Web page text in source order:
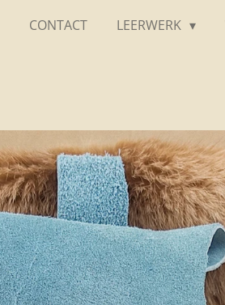
CONTACT LEERWERK